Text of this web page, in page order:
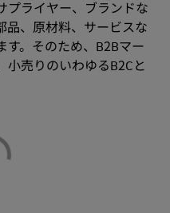
プライヤー、ブランドな
品、原材料、サービスな
す。そのため、B2Bマー
小売りのいわゆるB2Cと